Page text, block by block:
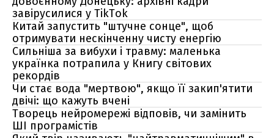
завірусилися у TikTok
Китай запустить "штучне сонце", щоб
отримувати нескінченну чисту енергію
Сильніша за вибухи і травму: маленька
українка потрапила у Книгу світових
рекордів
Чи стає вода "мертвою", якщо її закип'ятити
двічі: що кажуть вчені
Творець нейромережі відповів, чи замінить
ШІ програмістів